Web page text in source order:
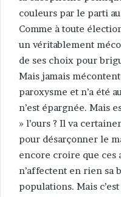
couleurs par le parti
Comme à toute
un véritablement
de ses choix pour
Mais jamais
paroxysme et n’a été
n’est épargnée. Mais
» l’ours ? Il va
pour désarçonner le
encore croire que ces
n’affectent en rien sa
populations. Mais